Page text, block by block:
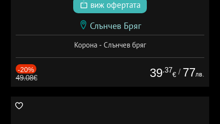
виж офертата
Слънчев Бряг
Корона - Слънчев бряг
-20%
49.08€ 39.37
€ / 77лв.